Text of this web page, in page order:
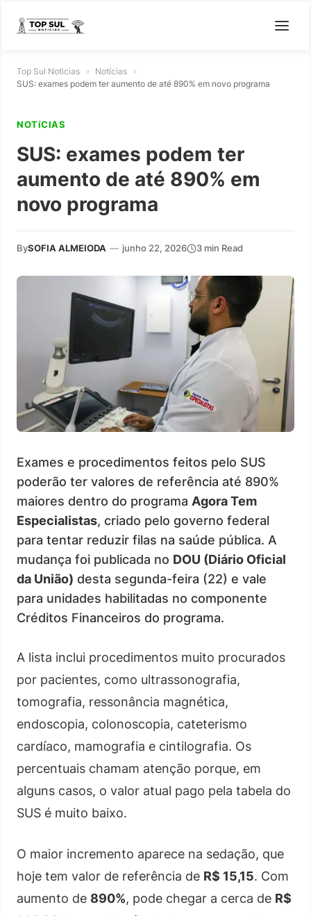
Top Sul Noticias » Notícias »
SUS: exames podem ter aumento de até 890% em novo programa
NOTíCIAS
SUS: exames podem ter
aumento de até 890% em
novo programa
BySOFIA ALMEIODA — junho 22, 2026 3 min Read
Exames e procedimentos feitos pelo SUS
poderão ter valores de referência até 890%
maiores dentro do programa Agora Tem
Especialistas, criado pelo governo federal
para tentar reduzir filas na saúde pública. A
mudança foi publicada no DOU (Diário Oficial
da União) desta segunda-feira (22) e vale
para unidades habilitadas no componente
Créditos Financeiros do programa.
A lista inclui procedimentos muito procurados
por pacientes, como ultrassonografia,
tomografia, ressonância magnética,
endoscopia, colonoscopia, cateterismo
cardíaco, mamografia e cintilografia. Os
percentuais chamam atenção porque, em
alguns casos, o valor atual pago pela tabela do
SUS é muito baixo.
O maior incremento aparece na sedação, que
hoje tem valor de referência de R$ 15,15. Com
aumento de 890%, pode chegar a cerca de R$